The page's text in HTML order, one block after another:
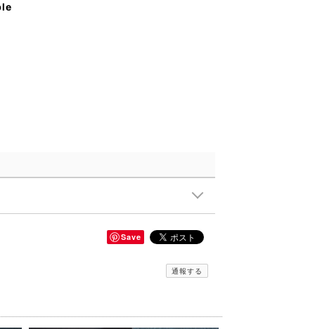
Save
通報する